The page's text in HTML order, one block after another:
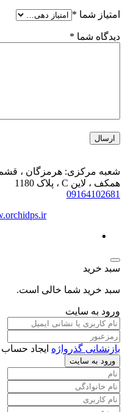
امتیاز شما *
دیدگاه شما *
همکف ، لاین C ، پلاک 1180
09164102681
سبد خرید
سبد خرید شما خالی است.
ورود به سایت
بازنشانی گذرواژه ایجاد
ورود به سایت